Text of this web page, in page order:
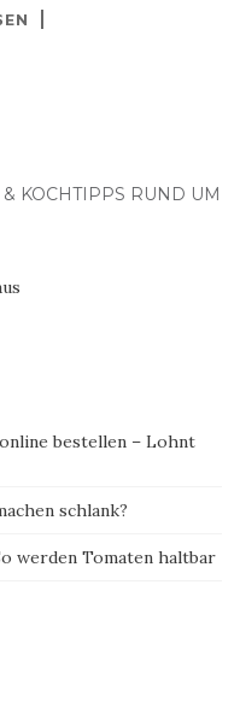
KOCHTIPPS RUND UM
bestellen – Lohnt
schlank?
werden Tomaten haltbar